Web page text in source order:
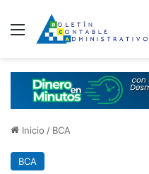
Menú
Inicio / BCA
BCA